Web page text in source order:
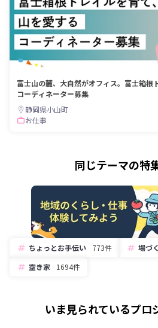
富士山の麓、大自然がオフィス。富士箱根
コーディネーター募集
静岡県小山町
お仕事
同じテーマの特
ちょっとお手伝い 773件 場づ
空き家
1694件
いま見られているプロ